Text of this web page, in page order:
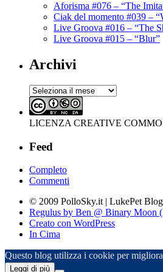
Aforisma #076 – “The
Ciak del momento #039 –
Live Groova #016 – “The
Live Groova #015 – “Blur”
Archivi
Archivi
LICENZA CREATIVE
Feed
Completo
Commenti
© 2009 PolloSky.it | LukePet Blog
Regulus by Ben @ Binary Moon
Creato con WordPress
In Cima
Questo blog utilizza i cookie per
Leggi di più